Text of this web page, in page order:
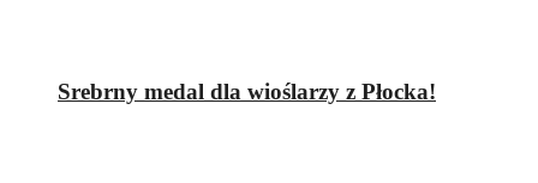
Srebrny medal dla wioślarzy z Płocka!